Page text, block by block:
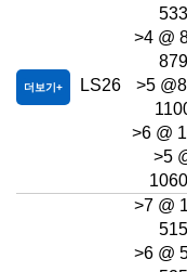
더보기 LS26
533
>4 @
879
>5
>6 @
>5
>7 @
515
>6 @